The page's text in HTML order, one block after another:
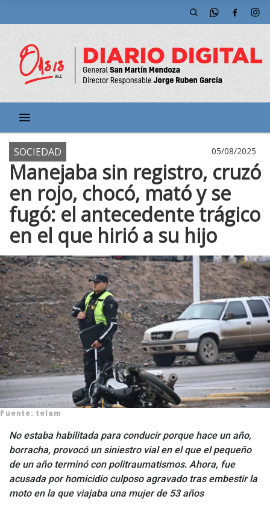
SOCIEDAD 05/08/2025
Manejaba sin registro, cruzó
en rojo, chocó, mató y se
fugó: el antecedente trágico
en el que hirió a su hijo
Fuente: telam
No estaba habilitada para conducir porque hace un año,
borracha, provocó un siniestro vial en el que el pequeño
de un año terminó con politraumatismos. Ahora, fue
acusada por homicidio culposo agravado tras embestir la
moto en la que viajaba una mujer de 53 años